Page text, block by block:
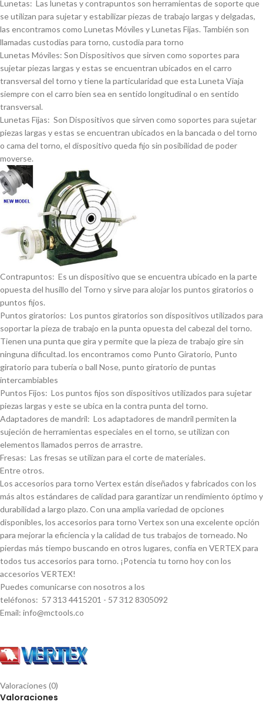
Lunetas: Las lunetas y contrapuntos son herramientas de soporte que
se utilizan para sujetar y estabilizar piezas de trabajo largas y delgadas,
las encontramos como Lunetas Móviles y Lunetas Fijas. También son
llamadas custodias para torno, custodia para torno
Lunetas Móviles: Son Dispositivos que sirven como soportes para
sujetar piezas largas y estas se encuentran ubicados en el carro
transversal del torno y tiene la particularidad que esta Luneta Viaja
siempre con el carro bien sea en sentido longitudinal o en sentido
transversal.
Lunetas Fijas: Son Dispositivos que sirven como soportes para sujetar
piezas largas y estas se encuentran ubicados en la bancada o del torno
o cama del torno, el dispositivo queda fijo sin posibilidad de poder
moverse.
Contrapuntos: Es un dispositivo que se encuentra ubicado en la parte
opuesta del husillo del Torno y sirve para alojar los puntos giratorios o
puntos fijos.
Puntos giratorios: Los puntos giratorios son dispositivos utilizados para
soportar la pieza de trabajo en la punta opuesta del cabezal del torno.
Tienen una punta que gira y permite que la pieza de trabajo gire sin
ninguna dificultad. los encontramos como Punto Giratorio, Punto
giratorio para tuberí­a o ball Nose, punto giratorio de puntas
intercambiables
Puntos Fijos: Los puntos fijos son dispositivos utilizados para sujetar
piezas largas y este se ubica en la contra punta del torno.
Adaptadores de mandril: Los adaptadores de mandril permiten la
sujeción de herramientas especiales en el torno, se utilizan con
elementos llamados perros de arrastre.
Fresas: Las fresas se utilizan para el corte de materiales.
Entre otros.
Los accesorios para torno Vertex están diseñados y fabricados con los
más altos estándares de calidad para garantizar un rendimiento óptimo y
durabilidad a largo plazo. Con una amplia variedad de opciones
disponibles, los accesorios para torno Vertex son una excelente opción
para mejorar la eficiencia y la calidad de tus trabajos de torneado. No
pierdas más tiempo buscando en otros lugares, confí­a en VERTEX para
todos tus accesorios para torno. ¡Potencia tu torno hoy con los
accesorios VERTEX!
Puedes comunicarse con nosotros a los
teléfonos: 57 313 4415201 - 57 312 8305092
Email: info@mctools.co
Valoraciones (0)
Valoraciones